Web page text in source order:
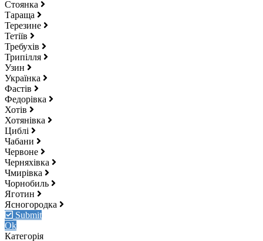
Стоянка
Тараща
Терезине
Тетіїв
Требухів
Трипілля
Узин
Українка
Фастів
Федорівка
Хотів
Хотянівка
Циблі
Чабани
Червоне
Черняхівка
Чмирівка
Чорнобиль
Яготин
Ясногородка
Submit
Ok
Категорія